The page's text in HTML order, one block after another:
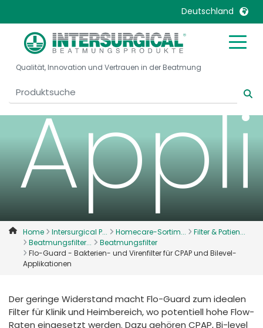
Deutschland
United Kingdom
United States
Canada, English
Canada, Français
China
Denmark
Deutschland
Italia
Mexico
Nederlands
Norway
Russia
Sweden
International English
Qualität, Innovation und Vertrauen in der Beatmung
Home Intersurgical P... Homecare-Sortim...
Filter & Patien...
Beatmungsfilter...
Beatmungsfilter
Flo-Guard - Bakterien- und Virenfilter für CPAP und Bilevel-
Applikationen
Der geringe Widerstand macht Flo-Guard zum idealen
Filter für Klinik und Heimbereich, wo potentiell hohe Flow-
Raten eingesetzt werden. Dazu gehören CPAP, Bi-level